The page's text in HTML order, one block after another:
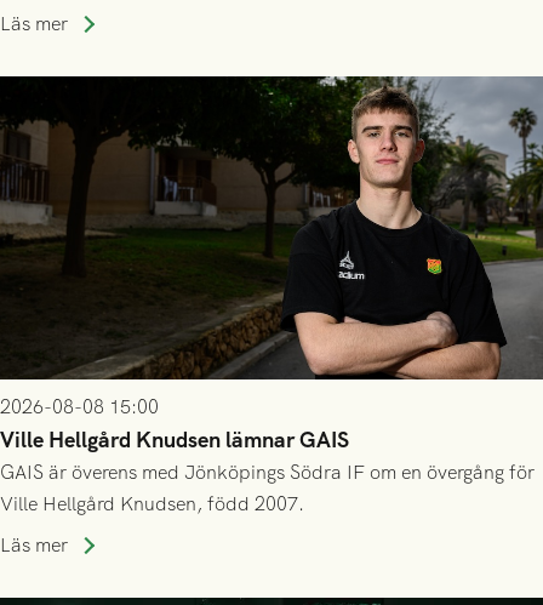
följande trupp till matchen:
Läs mer
2026-08-08 15:00
Ville Hellgård Knudsen lämnar GAIS
GAIS är överens med Jönköpings Södra IF om en övergång för
Ville Hellgård Knudsen, född 2007.
Läs mer